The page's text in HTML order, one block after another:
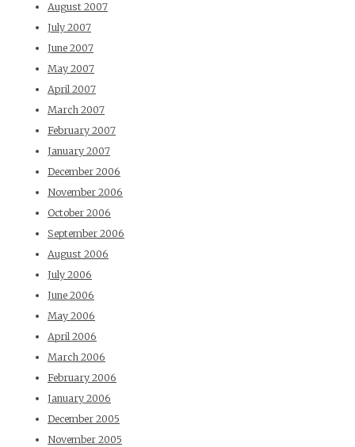
August 2007
July 2007
June 2007
May 2007
April 2007
March 2007
February 2007
January 2007
December 2006
November 2006
October 2006
September 2006
August 2006
July 2006
June 2006
May 2006
April 2006
March 2006
February 2006
January 2006
December 2005
November 2005